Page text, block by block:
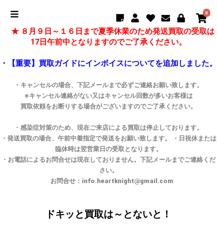
0
★ ８月９日～１６日まで夏季休業のため発送買取の受取は
17日午前中となりますのでご了承ください。
・【重要】買取ガイドにインボイスについてを追加しました。
・キャンセルの場合、下記メールまで必ずご連絡お願い致します。
※キャンセル連絡がない又はキャンセル回数が多いお客様は
買取依頼をお断りする場合がございますのでご了承ください。
・感染症対策のため、現在ご来店による買取は停止しております。
・発送買取の場合、午前中着指定で発送をお願い致します。 ・日祝休または
臨休時は翌営業日の受取となります。
・お電話によるお問合せは現在しておりません。下記メールまでご連絡くだ
さい。
お問合せ：info.heartknight@gmail.com
ドキッと買取は～とないと！